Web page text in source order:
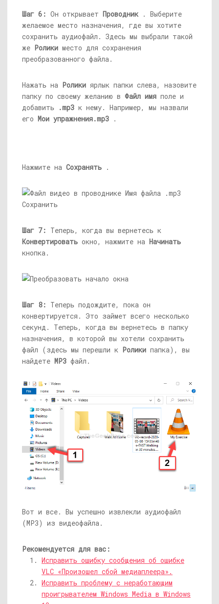
Шаг 6: Он открывает Проводник. Выберите
желаемое место назначения, где вы хотите
сохранить аудиофайл. Здесь мы выбрали такой
же Ролики место для сохранения
преобразованного файла.
Нажать на Ролики ярлык папки слева, назовите
папку по своему желанию в Файл имя поле и
добавить .mp3 к нему. Например, мы назвали
его Мои упражнения.mp3 .
Нажмите на Сохранять .
Шаг 7: Теперь, когда вы вернетесь к
Конвертировать окно, нажмите на Начинать
кнопка.
Шаг 8: Теперь подождите, пока он
конвертируется. Это займет всего несколько
секунд. Теперь, когда вы вернетесь в папку
назначения, в которой вы хотели сохранить
файл (здесь мы перешли к Ролики папка), вы
найдете MP3 файл.
Вот и все. Вы успешно извлекли аудиофайл
(MP3) из видеофайла.
Рекомендуется для вас:
Исправить ошибку сообщения об ошибке
VLC «Произошел сбой медиаплеера».
Исправить проблему с неработающим
проигрывателем Windows Media в Windows